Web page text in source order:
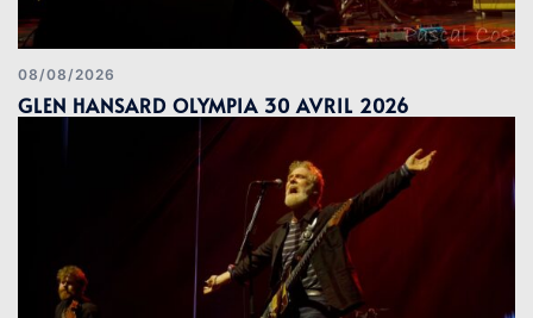
08/08/2026
GLEN HANSARD OLYMPIA 30 AVRIL 2026